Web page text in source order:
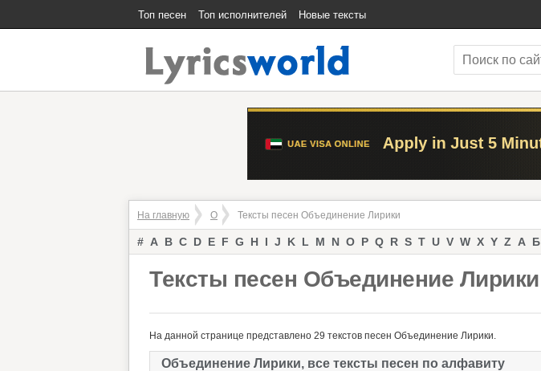
Топ песен Топ исполнителей Новые тексты
На главную О Тексты песен Объединение Лирики
# A B C D E F G H I J K L M N O P Q R S T U V W X Y Z А Б
Тексты песен Объединение Лирики
На данной странице представлено 29 текстов песен Объединение Лирики.
Объединение Лирики, все тексты песен по алфавиту